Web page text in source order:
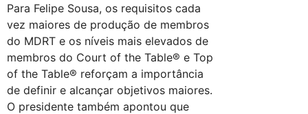
Para Felipe Sousa, os requisitos cada
vez maiores de produção de membros
do MDRT e os níveis mais elevados de
membros do Court of the Table® e Top
of the Table® reforçam a importância
de definir e alcançar objetivos maiores.
O presidente também apontou que